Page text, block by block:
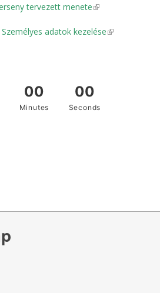
tervezett menete(link is external)
adatok kezelése(link is external)